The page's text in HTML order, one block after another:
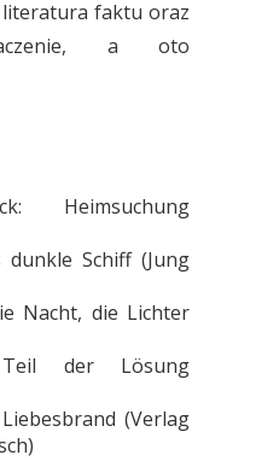
faktu oraz
a oto
Heimsuchung
dunkle Schiff (Jung
Nacht, die Lichter
der Lösung
(Verlag